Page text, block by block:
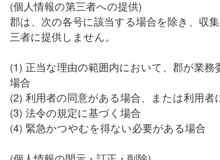
(個人情報の第三者への提供)
郡は、次の各号に該当する場合を除き、収
三者に提供しません。
(1) 正当な理由の範囲内において、郡が業務
場合
(2) 利用者の同意がある場合、または利用者
(3) 法令の規定に基づく場合
(4) 緊急かつやむを得ない必要がある場合